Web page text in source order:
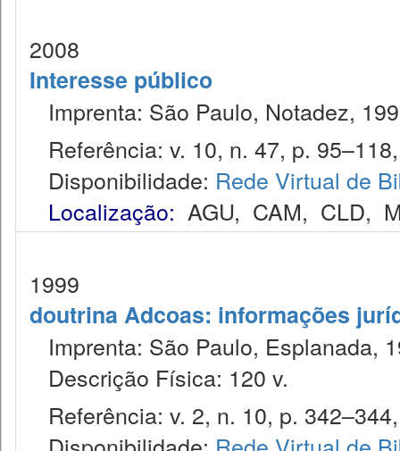
2008
Interesse público
Imprenta: São Paulo, Notadez,
Referência: v. 10, n. 47, p.
Disponibilidade: Rede Virtual de
Localização: AGU, CAM, CLD,
1999
doutrina Adcoas: informações
Imprenta: São Paulo, Esplanada,
Descrição Física: 120 v.
Referência: v. 2, n. 10, p.